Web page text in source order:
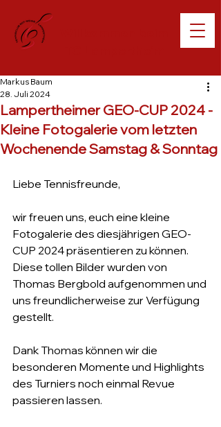
Lampertheimer GEO-CUP 2024 -
Kleine Fotogalerie vom letzten
Wochenende Samstag & Sonntag
Markus Baum
28. Juli 2024
Liebe Tennisfreunde,
wir freuen uns, euch eine kleine
Fotogalerie des diesjährigen GEO-
CUP 2024 präsentieren zu können.
Diese tollen Bilder wurden von
Thomas Bergbold aufgenommen und
uns freundlicherweise zur Verfügung
gestellt.
Dank Thomas können wir die
besonderen Momente und Highlights
des Turniers noch einmal Revue
passieren lassen.